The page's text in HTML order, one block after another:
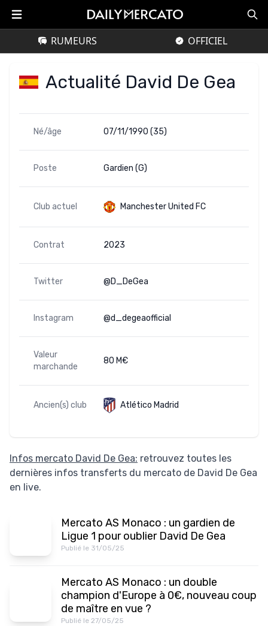
RUMEURS OFFICIEL
Actualité David De Gea
Né/âge 07/11/1990 (35)
Poste Gardien (G)
Club actuel Manchester United FC
Contrat 2023
Twitter @D_DeGea
Instagram @d_degeaofficial
Valeur
marchande
80 M€
Ancien(s) club Atlético Madrid
Infos mercato David De Gea: retrouvez toutes les
dernières infos transferts du mercato de David De Gea
en live.
Mercato AS Monaco : un gardien de
Ligue 1 pour oublier David De Gea
Publié le 31/05/25
Mercato AS Monaco : un double
champion d'Europe à 0€, nouveau coup
de maître en vue ?
Publié le 27/05/25